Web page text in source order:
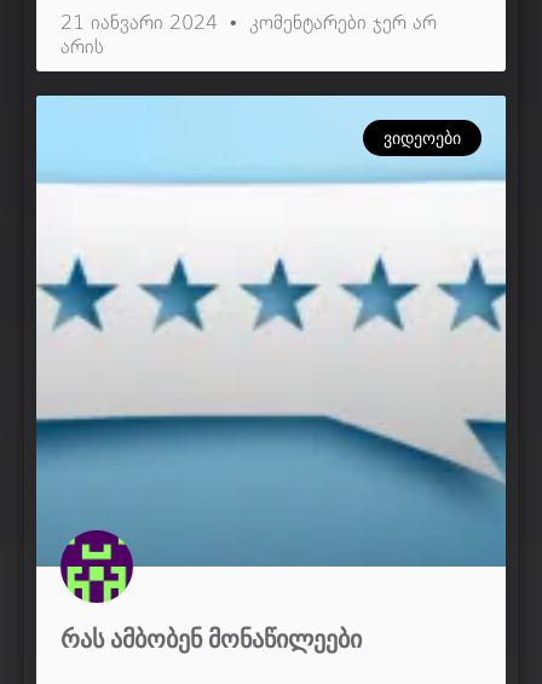
21 იანვარი 2024
კომენტარები ჯერ არ
არის
ᲕᲘᲓᲔᲝᲔᲑᲘ
ᲠᲐᲡ ᲐᲛᲑᲝᲑᲔᲜ ᲛᲝᲜᲐᲬᲘᲚᲔᲔᲑᲘ